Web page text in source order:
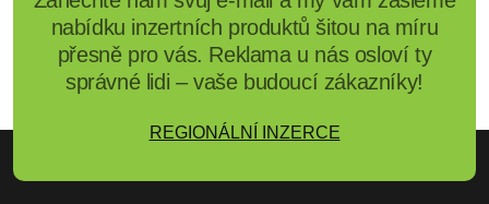
nabídku inzertních produktů šitou na míru
přesně pro vás. Reklama u nás osloví ty
správné lidi – vaše budoucí zákazníky!
REGIONÁLNÍ INZERCE